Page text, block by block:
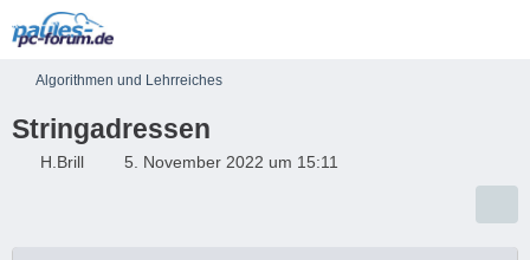
Algorithmen und Lehrreiches
Stringadressen
H.Brill 5. November 2022 um 15:11